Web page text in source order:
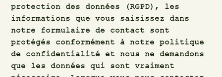
protection des données (RGPD), les
informations que vous saisissez dans
notre formulaire de contact sont
protégés conformément à notre politique
de confidentialité et nous ne demandons
que les données qui sont vraiment